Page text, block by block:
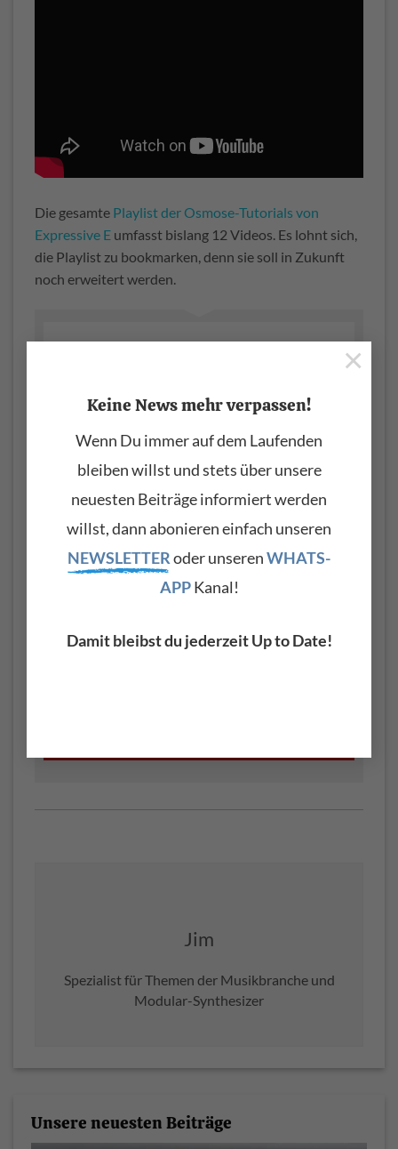
Keine News mehr verpassen!
Wenn Du immer auf dem Laufenden
bleiben willst und stets über unsere
neuesten Beiträge informiert werden
willst, dann abonieren einfach unseren
NEWSLETTERoder unserenWHATS-
APPKanal!
Damit bleibst du jederzeit Up to Date!
×
Die gesamte Playlist der Osmose-Tutorials von
Expressive E umfasst bislang 12 Videos. Es lohnt sich,
die Playlist zu bookmarken, denn sie soll in Zukunft
noch erweitert werden.
Jim
Spezialist für Themen der Musikbranche und
Modular-Synthesizer
Unsere neuesten Beiträge